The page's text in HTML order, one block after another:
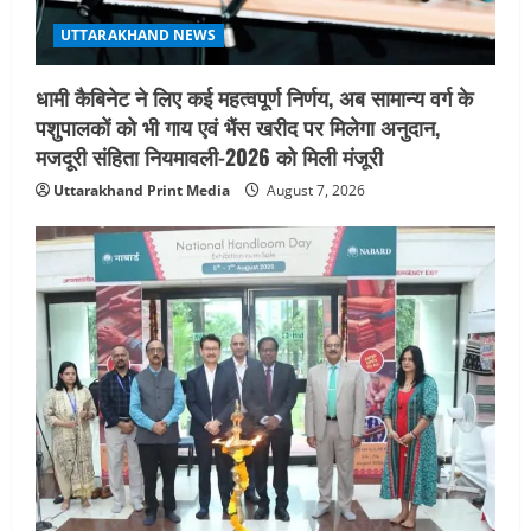
UTTARAKHAND NEWS
धामी कैबिनेट ने लिए कई महत्वपूर्ण निर्णय, अब सामान्य वर्ग के
पशुपालकों को भी गाय एवं भैंस खरीद पर मिलेगा अनुदान,
मजदूरी संहिता नियमावली-2026 को मिली मंजूरी
Uttarakhand Print Media August 7, 2026